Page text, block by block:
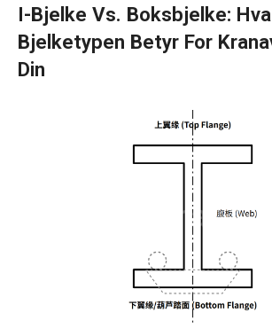
I-Bjelke Vs. Boksbjelke: Hva
Bjelketypen Betyr For
Din